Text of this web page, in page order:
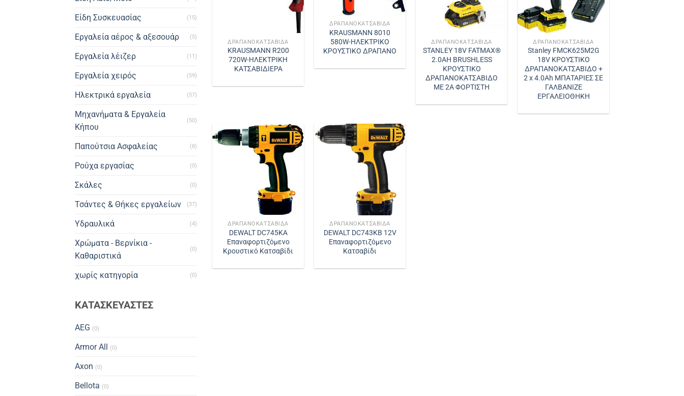
Είδη Συσκευασίας (15)
Εργαλεία αέρος & αξεσουάρ (5)
Εργαλεία λέιζερ (11)
Εργαλεία χειρός (59)
Ηλεκτρικά εργαλεία (57)
Μηχανήματα & Εργαλεία
Κήπου
(50)
Παπούτσια Ασφαλείας (8)
Ρούχα εργασίας (0)
Σκάλες (0)
Τσάντες & Θήκες εργαλείων (37)
Υδραυλικά (4)
Χρώματα - Βερνίκια -
Καθαριστικά
(0)
χωρίς κατηγορία (0)
ΚΑΤΑΣΚΕΥΑΣΤΕΣ
AEG (0)
Armor All (0)
Axon (0)
Bellota (0)
ΔΡΑΠΑΝΟΚΑΤΣΆΒΙΔΑ
KRAUSMANN R200
720W-ΗΛΕΚΤΡΙΚΗ
ΚΑΤΣΑΒΙΔΙΕΡΑ
ΔΡΑΠΑΝΟΚΑΤΣΆΒΙΔΑ
KRAUSMANN 8010
580W-ΗΛΕΚΤΡΙΚΟ
ΚΡΟΥΣΤΙΚΟ ΔΡΑΠΑΝΟ
ΔΡΑΠΑΝΟΚΑΤΣΆΒΙΔΑ
STANLEY 18V FATMAX®
2.0AH BRUSHLESS
ΚΡΟΥΣΤΙΚΟ
ΔΡΑΠΑΝΟΚΑΤΣΑΒΙΔΟ
ΜΕ 2A ΦΟΡΤΙΣΤΗ
ΔΡΑΠΑΝΟΚΑΤΣΆΒΙΔΑ
Stanley FMCK625M2G
18V ΚΡΟΥΣΤΙΚΟ
ΔΡΑΠΑΝΟΚΑΤΣΑΒΙΔΟ +
2 x 4.0Ah ΜΠΑΤΑΡΙΕΣ ΣΕ
ΓΑΛΒΑΝΙΖΕ
ΕΡΓΑΛΕΙΟΘΗΚΗ
ΔΡΑΠΑΝΟΚΑΤΣΆΒΙΔΑ
DEWALT DC745KA
Επαναφορτιζόμενο
Κρουστικό Κατσαβίδι
ΔΡΑΠΑΝΟΚΑΤΣΆΒΙΔΑ
DEWALT DC743KB 12V
Επαναφορτιζόμενο
Κατσαβίδι